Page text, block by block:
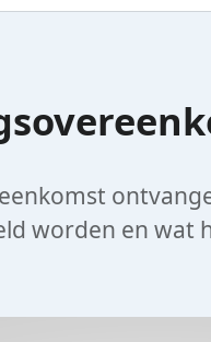
worden en wat